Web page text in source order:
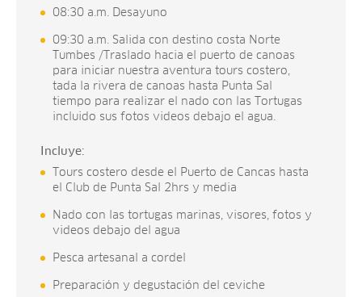
08:30 a.m. Desayuno
09:30 a.m. Salida con destino costa Norte
Tumbes /Traslado hacia el puerto de canoas
para iniciar nuestra aventura tours costero,
tada la rivera de canoas hasta Punta Sal
tiempo para realizar el nado con las Tortugas
incluido sus fotos videos debajo el agua.
Incluye:
Tours costero desde el Puerto de Cancas hasta
el Club de Punta Sal 2hrs y media
Nado con las tortugas marinas, visores, fotos y
videos debajo del agua
Pesca artesanal a cordel
Preparación y degustación del ceviche